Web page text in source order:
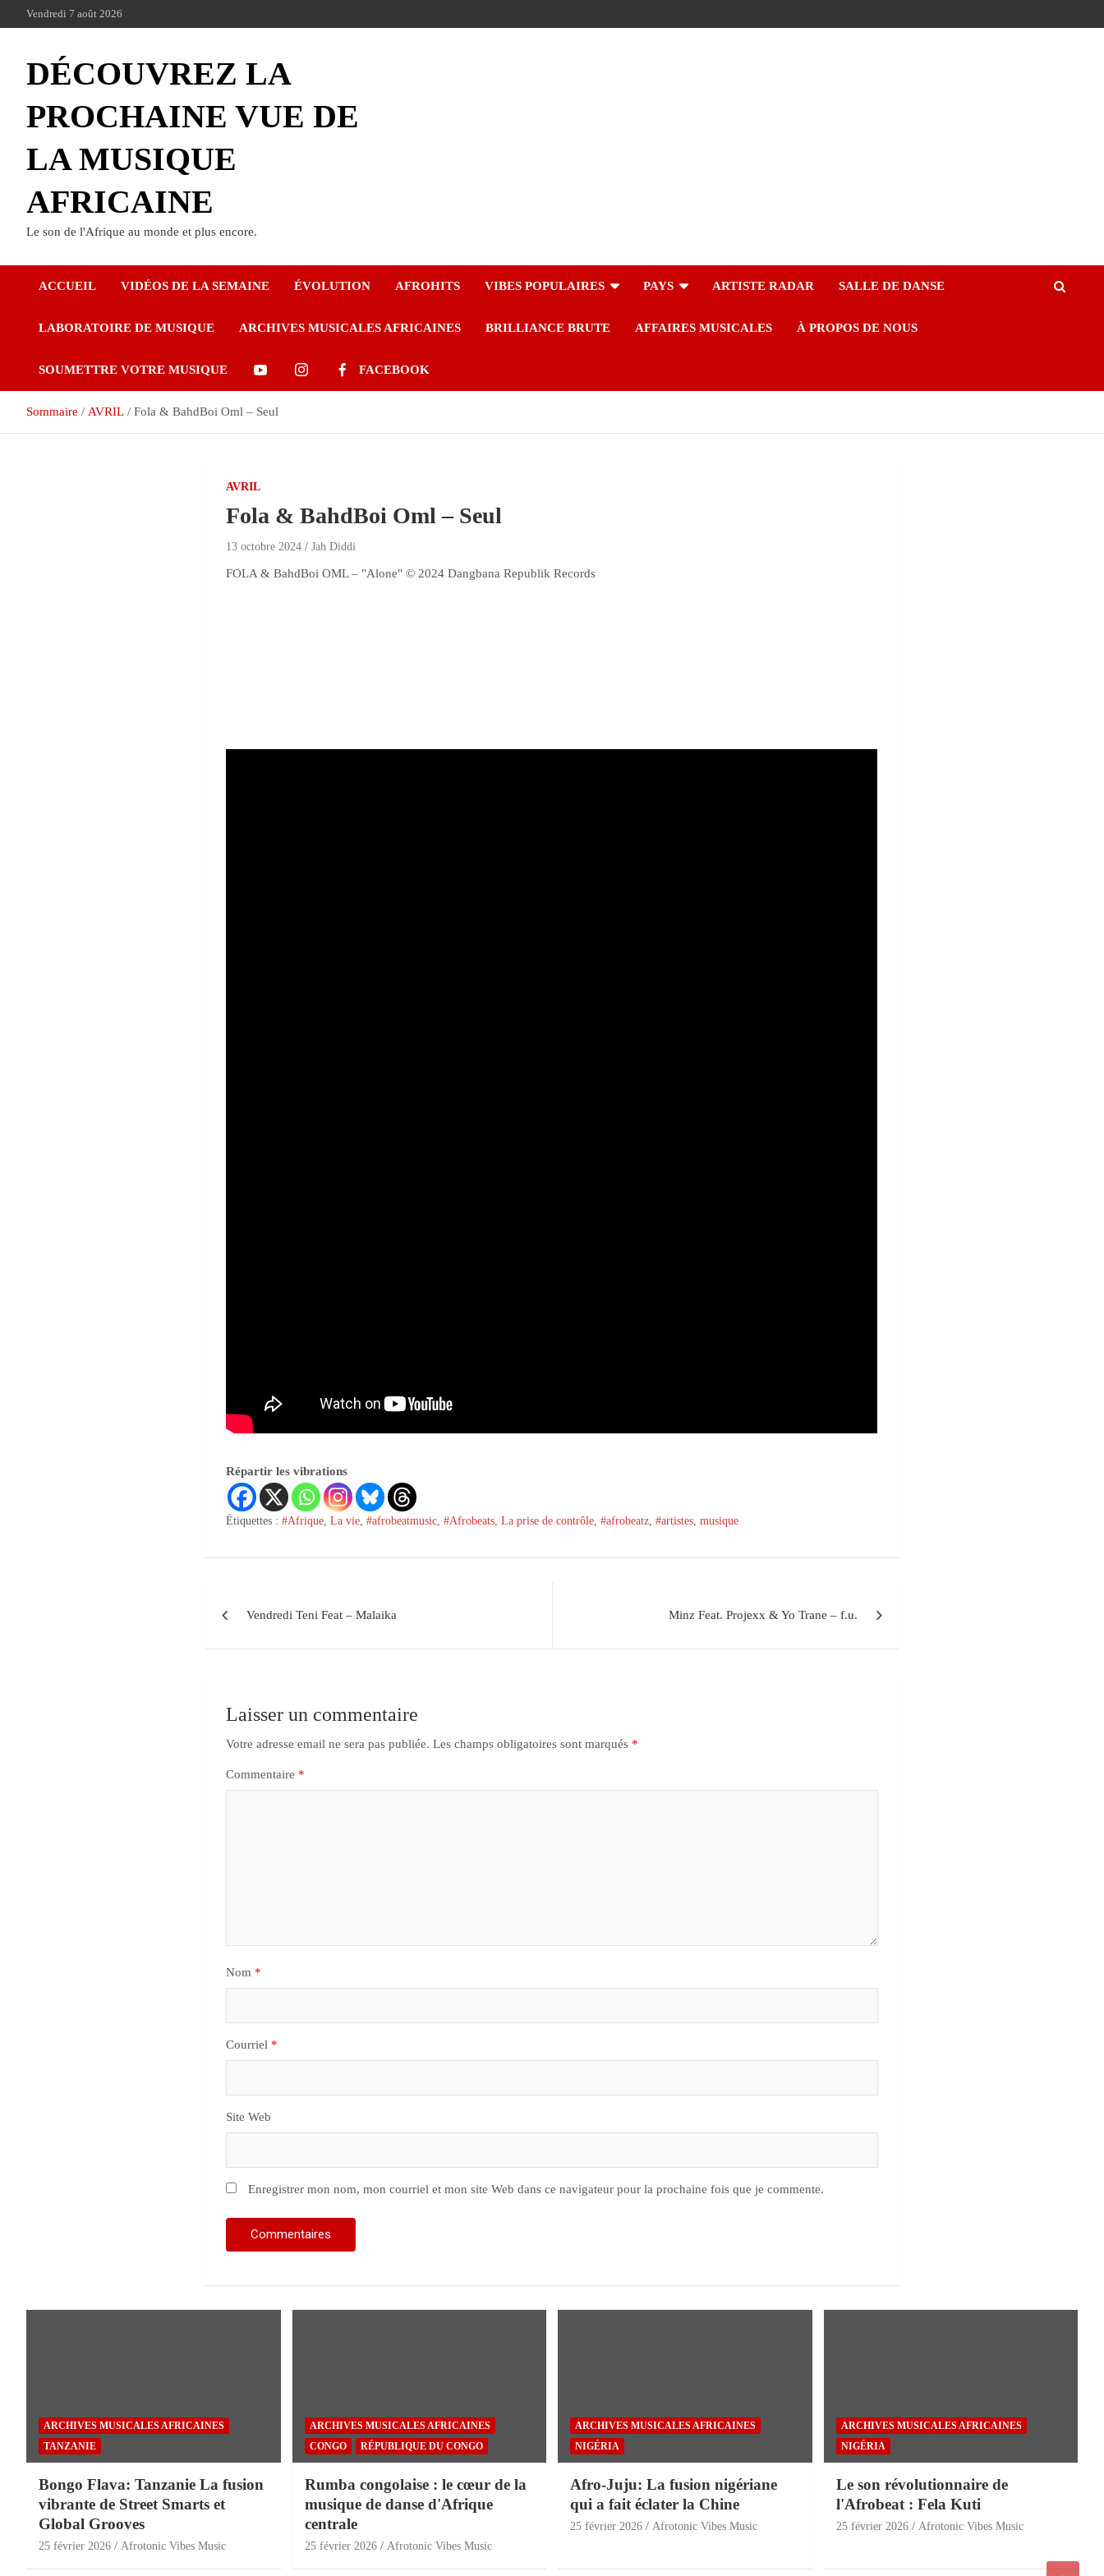
Vendredi 7 août 2026
DÉCOUVREZ LA
PROCHAINE VUE DE
LA MUSIQUE
AFRICAINE
Le son de l'Afrique au monde et plus encore.
ACCUEIL VIDÉOS DE LA SEMAINE ÉVOLUTION AFROHITS VIBES POPULAIRES PAYS ARTISTE RADAR SALLE DE DANSE
LABORATOIRE DE MUSIQUE ARCHIVES MUSICALES AFRICAINES BRILLIANCE BRUTE AFFAIRES MUSICALES À PROPOS DE NOUS
SOUMETTRE VOTRE MUSIQUE FACEBOOK
Sommaire AVRIL Fola & BahdBoi Oml – Seul
AVRIL
Fola & BahdBoi Oml – Seul
13 octobre 2024 Jah Diddi
FOLA & BahdBoi OML – "Alone" © 2024 Dangbana Republik Records
Répartir les vibrations
Étiquettes : #Afrique,La vie,#afrobeatmusic,#Afrobeats,La prise de contrôle,#afrobeatz,#artistes,musique
Vendredi Teni Feat – Malaika Minz Feat. Projexx & Yo Trane – f.u.
Laisser un commentaire
Votre adresse email ne sera pas publiée. Les champs obligatoires sont marqués *
Commentaire *
Nom *
Courriel *
Site Web
Enregistrer mon nom, mon courriel et mon site Web dans ce navigateur pour la prochaine fois que je commente.
ARCHIVES MUSICALES AFRICAINES
TANZANIE
Bongo Flava: Tanzanie La fusion
vibrante de Street Smarts et
Global Grooves
25 février 2026 Afrotonic Vibes Music
ARCHIVES MUSICALES AFRICAINES
CONGO
RÉPUBLIQUE DU CONGO
Rumba congolaise : le cœur de la
musique de danse d'Afrique
centrale
25 février 2026 Afrotonic Vibes Music
ARCHIVES MUSICALES AFRICAINES
NIGÉRIA
Afro-Juju: La fusion nigériane
qui a fait éclater la Chine
25 février 2026 Afrotonic Vibes Music
ARCHIVES MUSICALES AFRICAINES
NIGÉRIA
Le son révolutionnaire de
l'Afrobeat : Fela Kuti
25 février 2026 Afrotonic Vibes Music